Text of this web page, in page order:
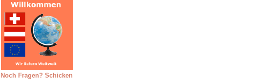
Noch Fragen? Schicken